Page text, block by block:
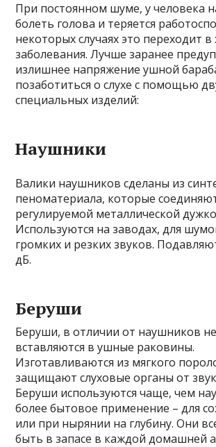
При постоянном шуме, у человека
болеть голова и теряется
некоторых случаях это переходит в
заболевания. Лучше заранее
излишнее напряжение ушной
позаботиться о слухе с помощью
специальных изделий:
Наушники
Валики наушников сделаны из
пеноматериала, которые
регулируемой металлической
Используются на заводах, для
громких и резких звуков.
дБ.
Беруши
Беруши, в отличии от наушников
вставляются в ушные раковины.
Изготавливаются из мягкого
защищают слуховые органы от
Беруши используются чаще, чем
более бытовое применение – для
или при нырянии на глубину. Они
быть в запасе в каждой домашней